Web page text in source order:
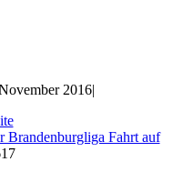
2016|
Brandenburgliga Fahrt auf